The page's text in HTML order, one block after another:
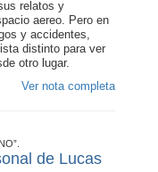
relatos y
aereo. Pero en
y accidentes,
distinto para ver
otro lugar.
Ver nota completa
de Lucas